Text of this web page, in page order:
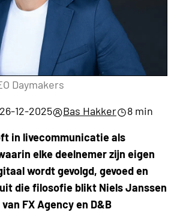
Daymakers
26-12-2025 Bas Hakker
8 min
in livecommunicatie als
elke deelnemer zijn eigen
wordt gevolgd, gevoed en
die filosofie blikt Niels Janssen
FX Agency en D&B